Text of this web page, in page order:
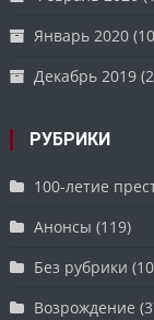
Январь 2020
Декабрь 2019
РУБРИКИ
100-летие
Анонсы (119)
Без рубрики
Возрождение